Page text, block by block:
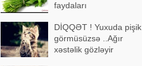
faydaları
DİQQƏT ! Yuxuda pişik
görmüsüzsə ..Ağır
xəstəlik gözləyir